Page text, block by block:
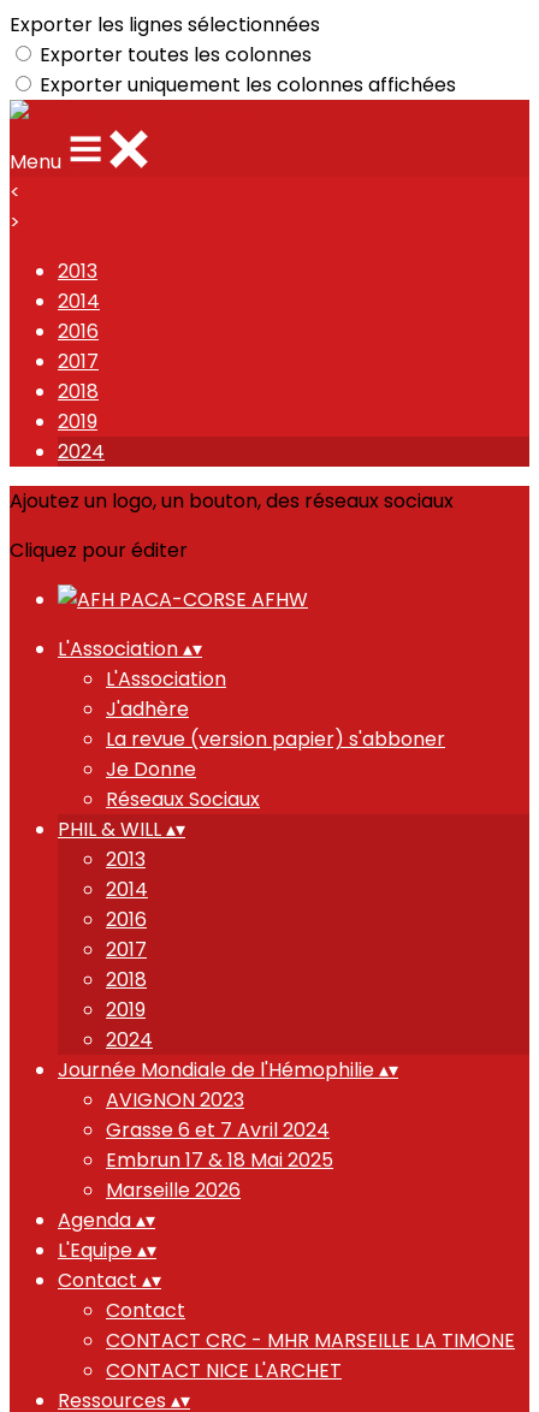
Exporter les lignes sélectionnées
Exporter toutes les colonnes
Exporter uniquement les colonnes affichées
Menu
<
>
2013
2014
2016
2017
2018
2019
2024
Ajoutez un logo, un bouton, des réseaux sociaux
Cliquez pour éditer
L'Association▴▾
L'Association
J'adhère
La revue (version papier) s'abboner
Je Donne
Réseaux Sociaux
PHIL & WILL▴▾
2013
2014
2016
2017
2018
2019
2024
Journée Mondiale de l'Hémophilie▴▾
AVIGNON 2023
Grasse 6 et 7 Avril 2024
Embrun 17 & 18 Mai 2025
Marseille 2026
Agenda▴▾
L'Equipe▴▾
Contact ▴▾
Contact
CONTACT CRC - MHR MARSEILLE LA TIMONE
CONTACT NICE L'ARCHET
Ressources ▴▾